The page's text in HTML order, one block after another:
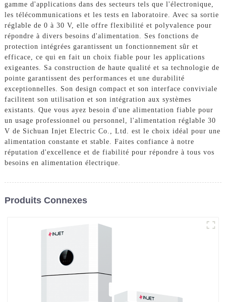
gamme d'applications dans des secteurs tels que l'électronique,
les télécommunications et les tests en laboratoire. Avec sa sortie
réglable de 0 à 30 V, elle offre flexibilité et polyvalence pour
répondre à divers besoins d'alimentation. Ses fonctions de
protection intégrées garantissent un fonctionnement sûr et
efficace, ce qui en fait un choix fiable pour les applications
exigeantes. Sa construction de haute qualité et sa technologie de
pointe garantissent des performances et une durabilité
exceptionnelles. Son design compact et son interface conviviale
facilitent son utilisation et son intégration aux systèmes
existants. Que vous ayez besoin d'une alimentation fiable pour
un usage professionnel ou personnel, l'alimentation réglable 30
V de Sichuan Injet Electric Co., Ltd. est le choix idéal pour une
alimentation constante et stable. Faites confiance à notre
réputation d'excellence et de fiabilité pour répondre à tous vos
besoins en alimentation électrique.
Produits Connexes